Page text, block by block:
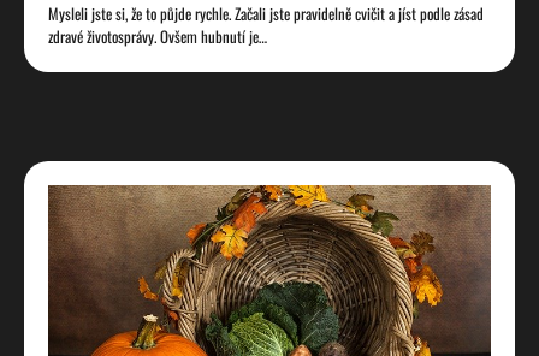
Mysleli jste si, že to půjde rychle. Začali jste pravidelně cvičit a jíst podle zásad
zdravé životosprávy. Ovšem hubnutí je…